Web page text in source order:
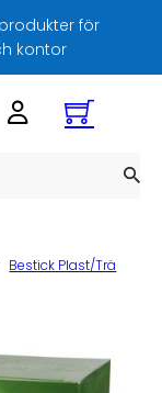
för
kontor
Bestick Plast/Trä